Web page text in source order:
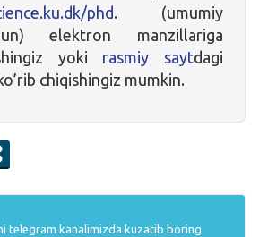
phd. (umumiy
elektron manzillariga
yoki rasmiy saytdagi
chiqishingiz mumkin.
telegram kanalimizda kuzatib boring